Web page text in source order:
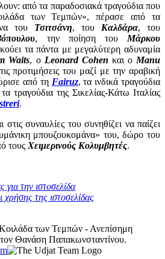
από τα παραδοσιακά τραγούδια που
των Τεμπών», πέρασε από τα
του Τσιτσάνη, του Καλδάρα, του
, την ποίηση του Μάρκου
τα πάντα με μεγαλύτερη αδυναμία
Waits, ο Leonard Cohen και ο Manu
προτιμήσεις του μαζί με την αραβική
από τη Fairuz, τα ινδικά τραγούδια
τραγούδια της Σικελίας-Κάτω Ιταλίας
.
συναυλίες του συνηθίζει να παίζει
μπουζουκομάνα» του, δώρο του
τους Χειμερινούς Κολυμβητές.
για την ιστοσελίδα
χρήσης της ιστοσελίδας
των Τεμπών - Ανεπίσημη
Θανάση Παπακωνσταντίνου.